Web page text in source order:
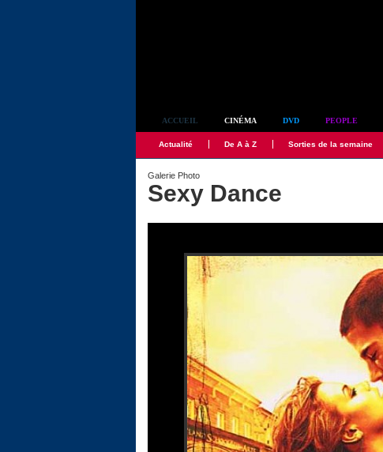
ACCUEIL CINÉMA DVD PEOPLE
Actualité De A à Z Sorties de la semaine
Galerie Photo
Sexy Dance